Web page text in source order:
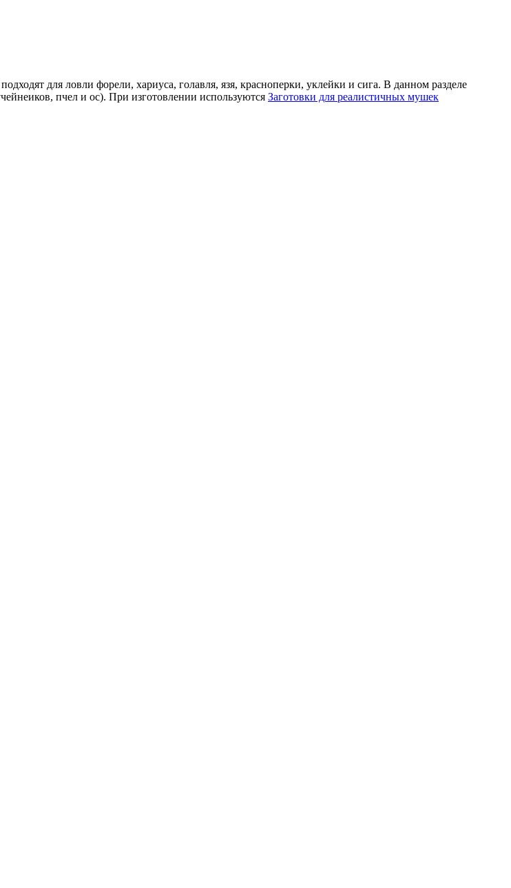
для ловли форели, хариуса, голавля, язя, красноперки, уклейки и сига. В данном разделе
пчел и ос). При изготовлении используются Заготовки для реалистичных мушек